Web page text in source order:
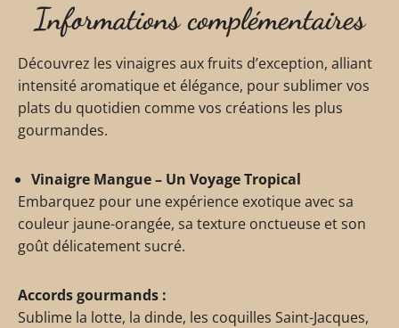
Informations complémentaires
Découvrez les vinaigres aux fruits d’exception, alliant
intensité aromatique et élégance, pour sublimer vos
plats du quotidien comme vos créations les plus
gourmandes.
Vinaigre Mangue – Un Voyage Tropical
Embarquez pour une expérience exotique avec sa
couleur jaune-orangée, sa texture onctueuse et son
goût délicatement sucré.
Accords gourmands :
Sublime la lotte, la dinde, les coquilles Saint-Jacques,